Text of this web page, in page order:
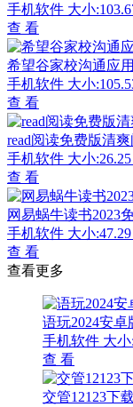
手机软件 大小
查 看
希望谷家校沟通应
手机软件 大小
查 看
read阅读免费版清
手机软件 大小
查 看
网易蜗牛读书2023
手机软件 大小
查 看
查看更多
语玩2024安卓
手机软件 大
查 看
交管12123下